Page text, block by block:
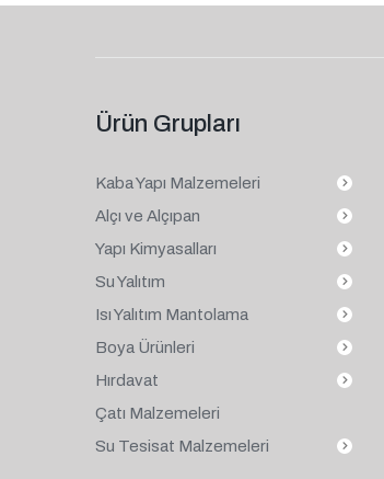
Ürün Grupları
Kaba Yapı Malzemeleri
Alçı ve Alçıpan
Yapı Kimyasalları
Su Yalıtım
Isı Yalıtım Mantolama
Boya Ürünleri
Hırdavat
Çatı Malzemeleri
Su Tesisat Malzemeleri